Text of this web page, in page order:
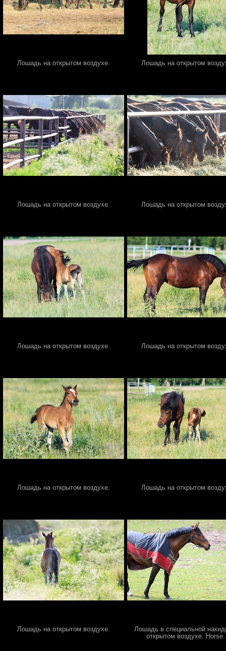
Лошадь на открытом воздухе. Лошадь на открытом
Лошадь на открытом воздухе. Лошадь на открытом
Лошадь на открытом воздухе. Лошадь на открытом
Лошадь на открытом воздухе. Лошадь на открытом
Лошадь на открытом воздухе.
Лошадь в специальной
открытом воздухе.